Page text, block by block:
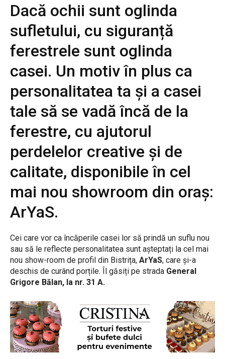
Dacă ochii sunt oglinda
sufletului, cu siguranță
ferestrele sunt oglinda
casei. Un motiv în plus ca
personalitatea ta și a casei
tale să se vadă încă de la
ferestre, cu ajutorul
perdelelor creative și de
calitate, disponibile în cel
mai nou showroom din oraș:
ArYaS.
Cei care vor ca încăperile casei lor să prindă un suflu nou
sau să le reflecte personalitatea sunt așteptați la cel mai
nou show-room de profil din Bistrița, ArYaS, care și-a
deschis de curând porțile. Îl găsiți pe strada General
Grigore Bălan, la nr. 31 A.